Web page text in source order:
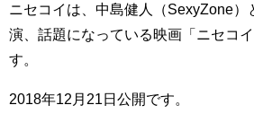
ニセコイは、中島健人（SexyZone）
演、 話題になっている映画「ニセコ
す。
2018年12月21日公開です。